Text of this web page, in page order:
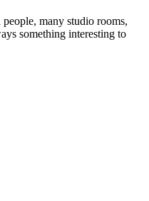
many studio rooms,
something interesting to